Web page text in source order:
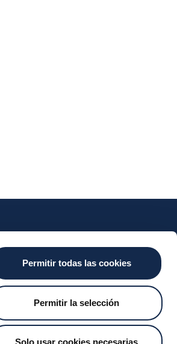
Permitir todas las cookies
Permitir la selección
Solo usar cookies necesarias
Services
Valitic
Payguard
Account Switching
News
Iberpay News